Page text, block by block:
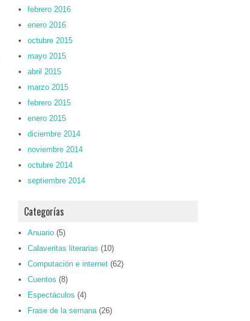
febrero 2016
enero 2016
octubre 2015
mayo 2015
abril 2015
marzo 2015
febrero 2015
enero 2015
diciembre 2014
noviembre 2014
octubre 2014
septiembre 2014
Categorías
Anuario (5)
Calaveritas literarias (10)
Computación e internet (62)
Cuentos (8)
Espectáculos (4)
Frase de la semana(26)